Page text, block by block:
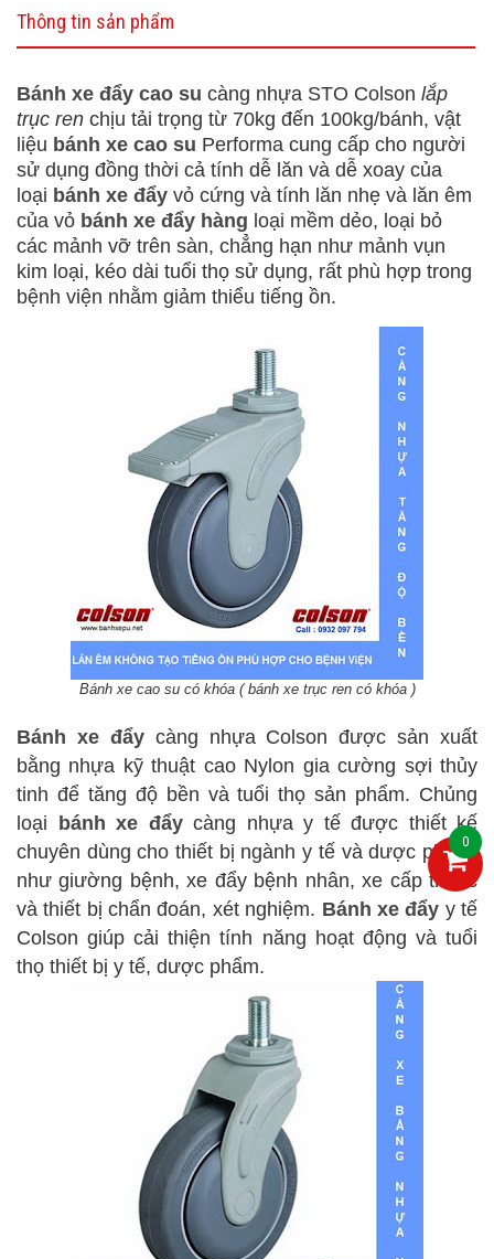
Thông tin sản phẩm
Bánh xe đẩy cao su càng nhựa STO Colson lắp
trục ren chịu tải trọng từ 70kg đến 100kg/bánh, vật
liệu bánh xe cao su Performa cung cấp cho người
sử dụng đồng thời cả tính dễ lăn và dễ xoay của
loại bánh xe đẩy vỏ cứng và tính lăn nhẹ và lăn êm
của vỏ bánh xe đẩy hàng loại mềm dẻo, loại bỏ
các mảnh vỡ trên sàn, chẳng hạn như mảnh vụn
kim loại, kéo dài tuổi thọ sử dụng, rất phù hợp trong
bệnh viện nhằm giảm thiểu tiếng ồn.
Bánh xe cao su có khóa ( bánh xe trục ren có khóa )
Bánh xe đẩycàng nhựa Colson được sản xuất
bằng nhựa kỹ thuật cao Nylon gia cường sợi thủy
tinh để tăng độ bền và tuổi thọ sản phẩm. Chủng
loại bánh xe đẩycàng nhựa y tế được thiết kế
chuyên dùng cho thiết bị ngành y tế và dược phẩm,
như giường bệnh, xe đẩy bệnh nhân, xe cấp thuốc
và thiết bị chẩn đoán, xét nghiệm. Bánh xe đẩy y tế
Colson giúp cải thiện tính năng hoạt động và tuổi
thọ thiết bị y tế, dược phẩm.
0